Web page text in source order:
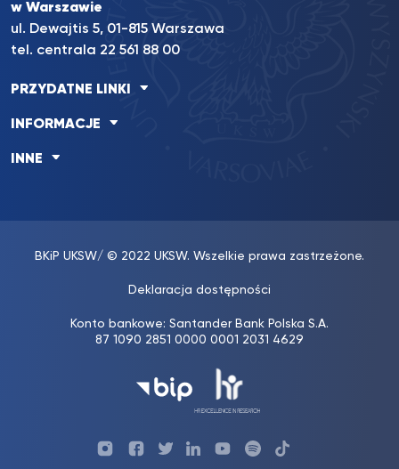
w Warszawie
ul. Dewajtis 5, 01-815 Warszawa
tel. centrala 22 561 88 00
PRZYDATNE LINKI
INFORMACJE
INNE
BKiP UKSW/ © 2022 UKSW. Wszelkie prawa zastrzeżone.
Deklaracja dostępności
Konto bankowe: Santander Bank Polska S.A.
87 1090 2851 0000 0001 2031 4629
Profil ProfilProfilProfil UKSWProfilUKSW